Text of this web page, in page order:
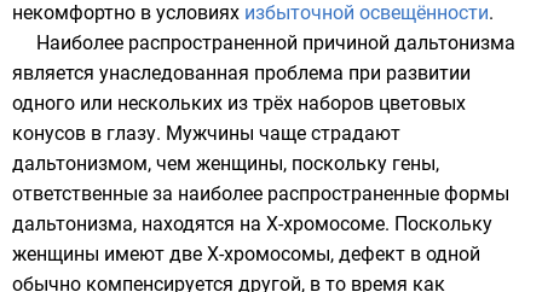
некомфортно в условиях избыточной освещённости.
Наиболее распространенной причиной дальтонизма
является унаследованная проблема при развитии
одного или нескольких из трёх наборов цветовых
конусов в глазу. Мужчины чаще страдают
дальтонизмом, чем женщины, поскольку гены,
ответственные за наиболее распространенные формы
дальтонизма, находятся на Х-хромосоме. Поскольку
женщины имеют две Х-хромосомы, дефект в одной
обычно компенсируется другой, в то время как